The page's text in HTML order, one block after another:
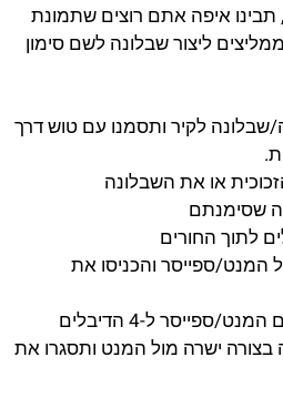
תבינו איפה אתם רוצים שתמונת
ליצור שבלונה לשם סימון
לקיר ותסמנו עם טוש דרך
או את השבלונה
המנט/ספייסר והכניסו את
ספייסר ל-4 הדיבלים
ישרה מול המנט ותסגרו את